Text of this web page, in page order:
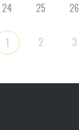
24 25 26
1 2 3